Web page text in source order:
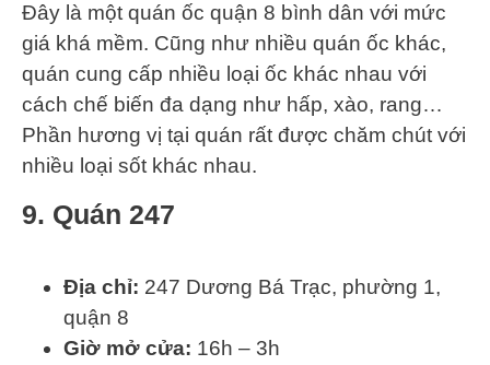
Đây là một quán ốc quận 8 bình dân với mức
giá khá mềm. Cũng như nhiều quán ốc khác,
quán cung cấp nhiều loại ốc khác nhau với
cách chế biến đa dạng như hấp, xào, rang…
Phần hương vị tại quán rất được chăm chút với
nhiều loại sốt khác nhau.
9. Quán 247
Địa chỉ: 247 Dương Bá Trạc, phường 1,
quận 8
Giờ mở cửa: 16h – 3h